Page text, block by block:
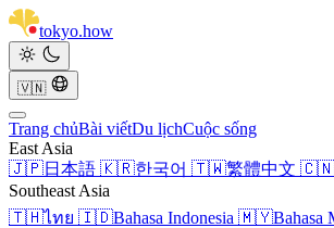
tokyo.how
🇻🇳
Trang chủBài viếtDu lịchCuộc sống
East Asia
🇯🇵日本語 🇰🇷한국어 🇹🇼繁體中文 🇨🇳
Southeast Asia
🇹🇭ไทย 🇮🇩Bahasa Indonesia 🇲🇾Bahasa